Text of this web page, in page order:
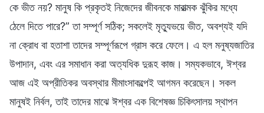
কে ভীত নয়? মানুষ কি প্রকৃতই নিজেদের জীবনকে মারাত্মক ঝুঁকির মধ্যে
ঠেলে দিতে পারে?” তা সম্পূর্ণ সঠিক; সকলেই মৃত্যুভয়ে ভীত, অবশ্যই যদি
না ক্রোধ বা হতাশা তাদের সম্পূর্ণরূপে গ্রাস করে ফেলে। এ হল মনুষ্যজাতির
উপাদান, এবং এর সমাধান করা অত্যধিক দুরূহ কাজ। সম্যকভাবে, ঈশ্বর
আজ এই অপ্রীতিকর অবস্থার মীমাংসাকল্পেই আগমন করেছেন। সকল
মানুষই নির্বল, তাই তাদের মাঝে ঈশ্বর এক বিশেষজ্ঞ চিকিৎসালয় স্থাপন